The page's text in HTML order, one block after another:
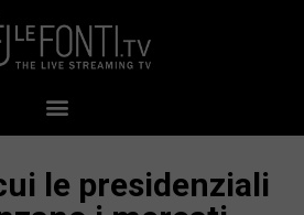
le presidenziali